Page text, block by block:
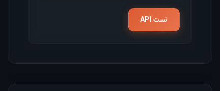
تست API